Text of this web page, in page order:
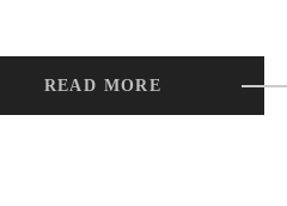
READ MORE